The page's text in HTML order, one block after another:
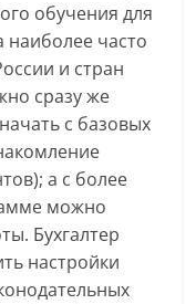
обучения для
часто
и стран
сразу же
с базовых
а с более
можно
Бухгалтер
настройки